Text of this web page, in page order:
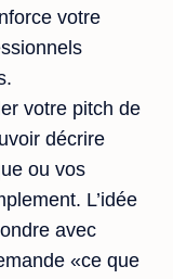
votre
votre pitch de
décrire
ou vos
L’idée
avec
«ce que